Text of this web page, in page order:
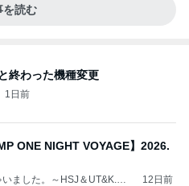
を読む
終わった機種変更
1日前
ONE NIGHT VOYAGE】2026.
ました。～HSJ＆UT&K.O.
12日前